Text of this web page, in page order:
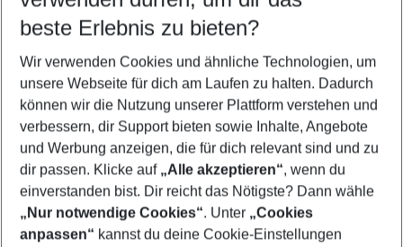
5-8 Nächte
2 Erwachsene Keine Kinder
Mehr Filter anzeigen
Footer
beste Erlebnis zu bieten?
Wir verwenden Cookies und ähnliche Technologien, um
unsere Webseite für dich am Laufen zu halten. Dadurch
können wir die Nutzung unserer Plattform verstehen und
verbessern, dir Support bieten sowie Inhalte, Angebote
und Werbung anzeigen, die für dich relevant sind und zu
dir passen. Klicke auf „Alle akzeptieren“, wenn du
einverstanden bist. Dir reicht das Nötigste? Dann wähle
„Nur notwendige Cookies“. Unter „Cookies
anpassen“ kannst du deine Cookie-Einstellungen